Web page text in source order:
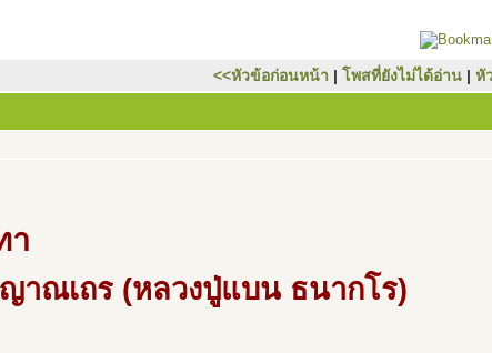
<<หัวข้อก่อนหน้า | โพสที่ยังไม่ได้อ่าน | หั
า
าณเถร (หลวงปู่แบน ธนากโร)